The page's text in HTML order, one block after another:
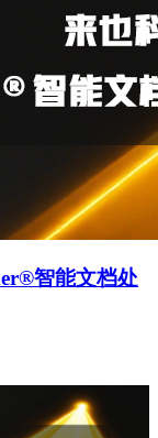
智能文档处